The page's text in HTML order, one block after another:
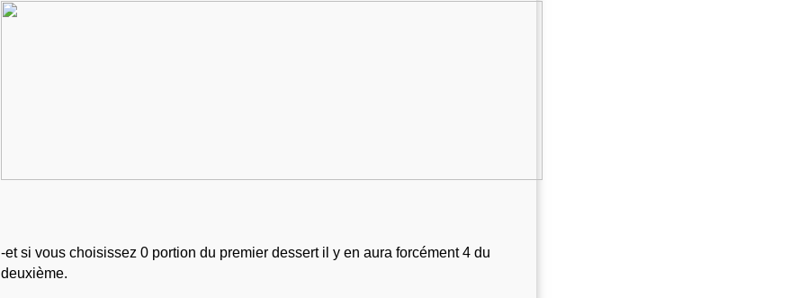
-et si vous choisissez 0 portion du premier dessert il y en aura forcément 4 du
deuxième.